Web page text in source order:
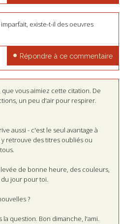
existe-t-il des oeuvres
Répondre à ce commentaire
que vous aimiez cette citation. De
un peu d'air pour respirer.
aussi - c'est le seul avantage à
retrouve des titres oubliés ou
de bonne heure, des couleurs,
jour pour toi.
?
la question. Bon dimanche, l'ami.